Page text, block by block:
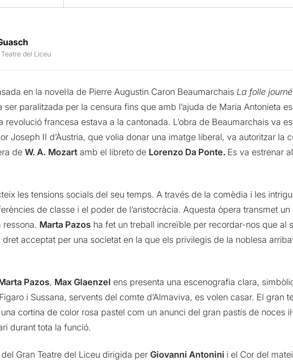
del Liceu
en la novel·la de Pierre Augustin Caron Beaumarchais La folle
ser paralitzada per la censura fins que amb l’ajuda de Maria Antonieta
revolució francesa estava a la cantonada. L’obra de Beaumarchais va
Joseph II d’Àustria, que volia donar una imatge liberal, va autoritzar la
de W. A. Mozartamb el libreto de Lorenzo Da Ponte. Es va estrenar
les tensions socials del seu temps. A través de la comèdia i les
de classe i el poder de l’aristocràcia. Aquesta òpera transmet un
Marta Pazos ha fet un treball increïble per recordar-nos que al
dret acceptat per una societat en la que els privilegis de la noblesa
Pazos, Max Glaenzel ens presenta una escenografia clara,
i Sussana, servents del comte d’Almaviva, es volen casar. El gran
cortina de color rosa pastel com un anunci del gran pastís de noces
durant tota la funció.
del Gran Teatre del Liceu dirigida per Giovanni Antonini i el Cor del